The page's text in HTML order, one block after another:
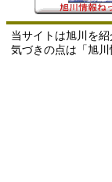
当サイトは旭川を
気づきの点は「旭